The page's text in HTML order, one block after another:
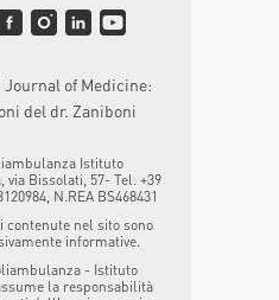
Journal of Medicine:
del dr. Zaniboni
Istituto
via Bissolati, 57- Tel. +39
N.REA BS468431
contenute nel sito sono
informative.
- Istituto
la responsabilità